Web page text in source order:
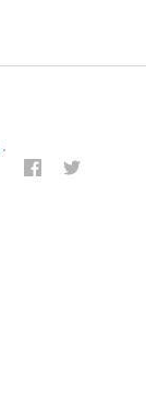
·